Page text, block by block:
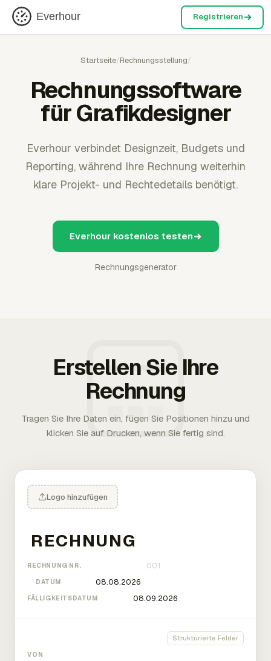
Everhour Registrieren
Startseite/Rechnungsstellung/
Rechnungssoftware
für Grafikdesigner
Everhour verbindet Designzeit, Budgets und
Reporting, während Ihre Rechnung weiterhin
klare Projekt- und Rechtedetails benötigt.
Everhour kostenlos testen
Rechnungsgenerator
Erstellen Sie Ihre
Rechnung
Tragen Sie Ihre Daten ein, fügen Sie Positionen hinzu und
klicken Sie auf Drucken, wenn Sie fertig sind.
Logo hinzufügen
RECHNUNG NR.
DATUM
FÄLLIGKEITSDATUM
Strukturierte Felder
VON